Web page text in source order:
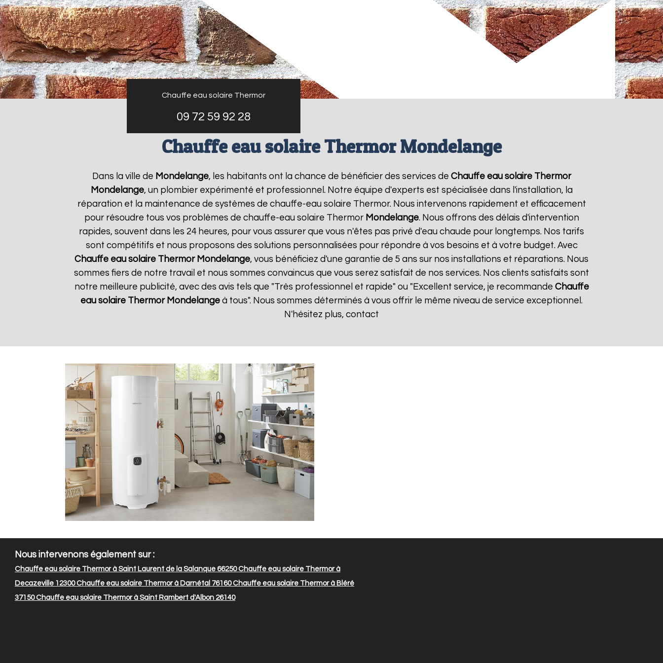
Chauffe eau solaire Thermor
09 72 59 92 28
Chauffe eau solaire Thermor Mondelange
Dans la ville de Mondelange, les habitants ont la chance de bénéficier des services de Chauffe eau solaire Thermor
Mondelange, un plombier expérimenté et professionnel. Notre équipe d'experts est spécialisée dans l'installation, la
réparation et la maintenance de systèmes de chauffe-eau solaire Thermor. Nous intervenons rapidement et efficacement
pour résoudre tous vos problèmes de chauffe-eau solaire Thermor Mondelange. Nous offrons des délais d'intervention
rapides, souvent dans les 24 heures, pour vous assurer que vous n'êtes pas privé d'eau chaude pour longtemps. Nos tarifs
sont compétitifs et nous proposons des solutions personnalisées pour répondre à vos besoins et à votre budget. Avec
Chauffe eau solaire Thermor Mondelange, vous bénéficiez d'une garantie de 5 ans sur nos installations et réparations. Nous
sommes fiers de notre travail et nous sommes convaincus que vous serez satisfait de nos services. Nos clients satisfaits sont
notre meilleure publicité, avec des avis tels que "Très professionnel et rapide" ou "Excellent service, je recommande Chauffe
eau solaire Thermor Mondelange à tous". Nous sommes déterminés à vous offrir le même niveau de service exceptionnel.
N'hésitez plus, contact
Nous intervenons également sur :
Chauffe eau solaire Thermor à Saint Laurent de la Salanque 66250Chauffe eau solaire Thermor à
Decazeville 12300Chauffe eau solaire Thermor à Darnétal 76160Chauffe eau solaire Thermor à Bléré
37150Chauffe eau solaire Thermor à Saint Rambert d'Albon 26140